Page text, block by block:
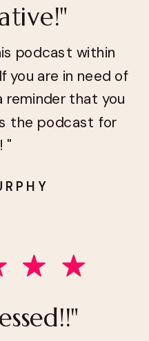
podcast within
you are in need of
reminder that you
the podcast for
"